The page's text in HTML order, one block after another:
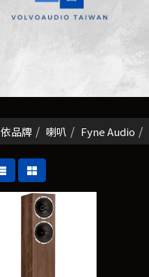
依品牌 喇叭 Fyne Audio